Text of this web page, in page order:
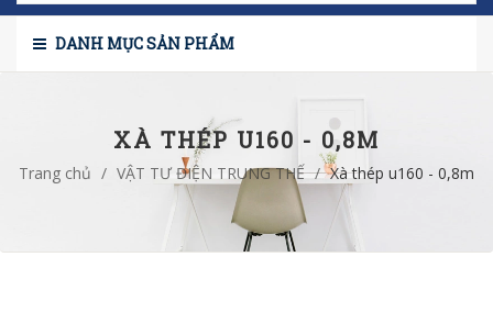
DANH MỤC SẢN PHẨM
XÀ THÉP U160 - 0,8M
Trang chủ / VẬT TƯ ĐIỆN TRUNG THẾ / Xà thép u160 - 0,8m